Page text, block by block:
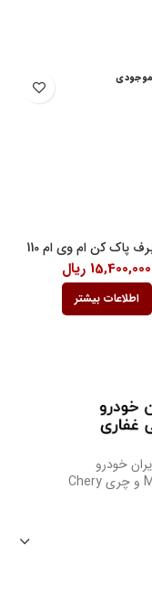
موجودی
پاک کن ام وی ام 110
15,400,000 ریال
اطلاعات بیشتر
خودرو